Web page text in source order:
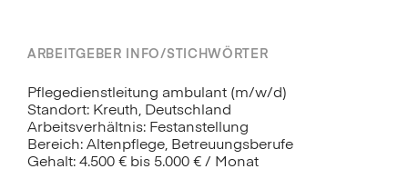
ARBEITGEBER INFO/STICHWÖRTER
Pflegedienstleitung ambulant (m/w/d)
Standort: Kreuth, Deutschland
Arbeitsverhältnis: Festanstellung
Bereich: Altenpflege, Betreuungsberufe
Gehalt: 4.500 € bis 5.000 € / Monat